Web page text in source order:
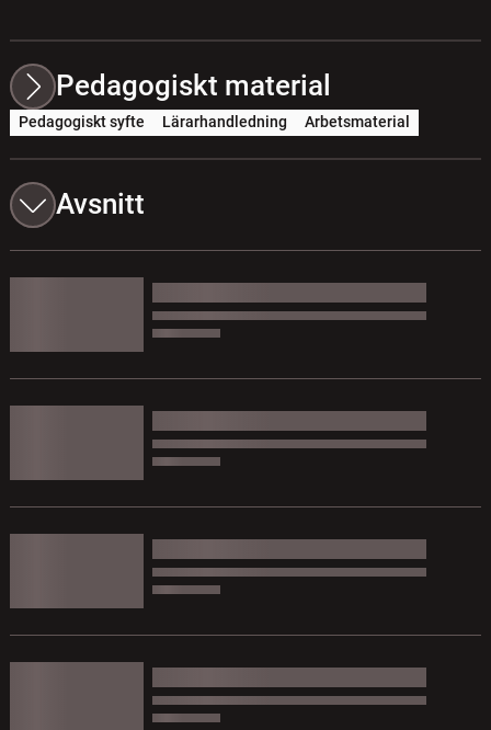
Pedagogiskt material
Pedagogiskt syfte Lärarhandledning Arbetsmaterial
Avsnitt